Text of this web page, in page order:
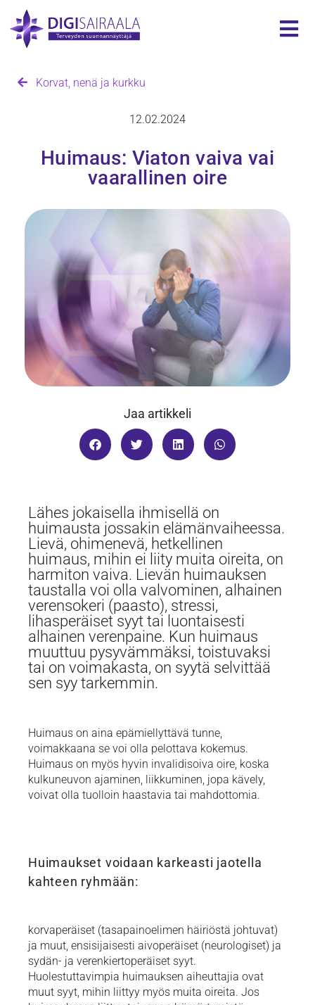
Korvat, nenä ja kurkku
12.02.2024
Huimaus: Viaton vaiva vai
vaarallinen oire
Jaa artikkeli
Lähes jokaisella ihmisellä on
huimausta jossakin elämänvaiheessa.
Lievä, ohimenevä, hetkellinen
huimaus, mihin ei liity muita oireita, on
harmiton vaiva. Lievän huimauksen
taustalla voi olla valvominen, alhainen
verensokeri (paasto), stressi,
lihasperäiset syyt tai luontaisesti
alhainen verenpaine. Kun huimaus
muuttuu pysyvämmäksi, toistuvaksi
tai on voimakasta, on syytä selvittää
sen syy tarkemmin.
Huimaus on aina epämiellyttävä tunne,
voimakkaana se voi olla pelottava kokemus.
Huimaus on myös hyvin invalidisoiva oire, koska
kulkuneuvon ajaminen, liikkuminen, jopa kävely,
voivat olla tuolloin haastavia tai mahdottomia.
Huimaukset voidaan karkeasti jaotella
kahteen ryhmään:
korvaperäiset (tasapainoelimen häiriöstä johtuvat)
ja muut, ensisijaisesti aivoperäiset (neurologiset) ja
sydän- ja verenkiertoperäiset syyt.
Huolestuttavimpia huimauksen aiheuttajia ovat
muut syyt, mihin liittyy myös muita oireita. Jos